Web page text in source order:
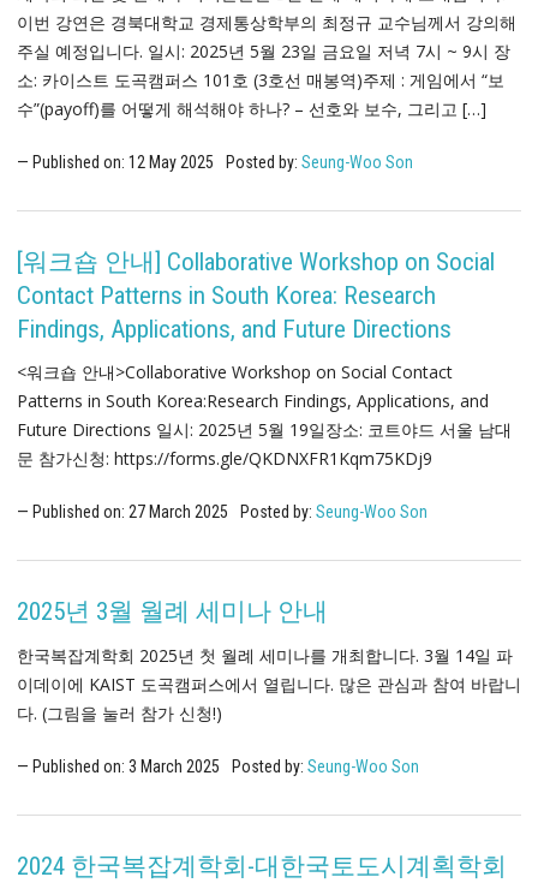
이번 강연은 경북대학교 경제통상학부의 최정규 교수님께서 강의해
주실 예정입니다. 일시: 2025년 5월 23일 금요일 저녁 7시 ~ 9시 장
소: 카이스트 도곡캠퍼스 101호 (3호선 매봉역)주제 : 게임에서 “보
수”(payoff)를 어떻게 해석해야 하나? – 선호와 보수, 그리고 […]
Published on: 12 May 2025 Posted by: Seung-Woo Son
[워크숍 안내] Collaborative Workshop on Social
Contact Patterns in South Korea: Research
Findings, Applications, and Future Directions
<워크숍 안내>Collaborative Workshop on Social Contact
Patterns in South Korea:Research Findings, Applications, and
Future Directions 일시: 2025년 5월 19일장소: 코트야드 서울 남대
문 참가신청: https://forms.gle/QKDNXFR1Kqm75KDj9
Published on: 27 March 2025 Posted by: Seung-Woo Son
2025년 3월 월례 세미나 안내
한국복잡계학회 2025년 첫 월례 세미나를 개최합니다. 3월 14일 파
이데이에 KAIST 도곡캠퍼스에서 열립니다. 많은 관심과 참여 바랍니
다. (그림을 눌러 참가 신청!)
Published on: 3 March 2025 Posted by: Seung-Woo Son
2024 한국복잡계학회-대한국토도시계획학회